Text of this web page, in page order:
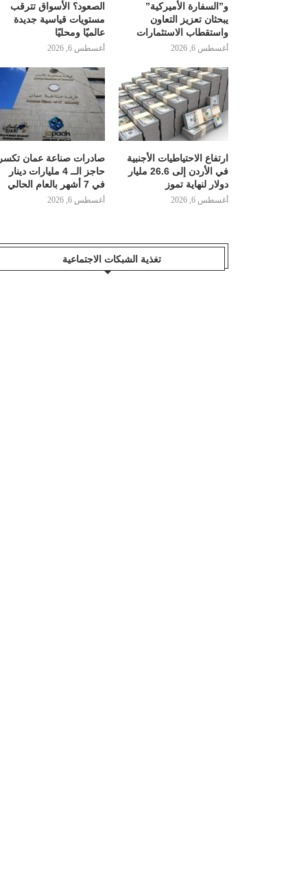
و”السفارة الأميركية”
يبحثان تعزيز التعاون
واستقطاب الاستثمارات
أغسطس 6, 2026
الصعود؟ الأسواق تترقب
مستويات قياسية جديدة
عالميًا ومحليًا
أغسطس 6, 2026
ارتفاع الاحتياطيات الأجنبية
في الأردن إلى 26.6 مليار
دولار لنهاية تموز
أغسطس 6, 2026
صادرات صناعة عمان تكسر
حاجز الــ 4 مليارات دينار
في 7 أشهر بالعام الحالي
أغسطس 6, 2026
تغذية الشبكات الاجتماعية